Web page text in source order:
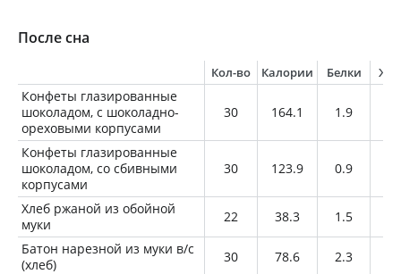
После сна
Кол-во Калории Белки
Конфеты глазированные
шоколадом, с шоколадно-
ореховыми корпусами
30 164.1 1.9
Конфеты глазированные
шоколадом, со сбивными
корпусами
30 123.9 0.9
Хлеб ржаной из обойной
муки
22 38.3 1.5
Батон нарезной из муки в/с
(хлеб)
30 78.6 2.3